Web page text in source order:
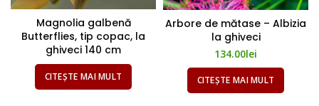
Magnolia galbenă
Butterflies, tip copac, la
ghiveci 140 cm
CITEȘTE MAI MULT
Arbore de mătase – Albizia
la ghiveci
134.00lei
CITEȘTE MAI MULT